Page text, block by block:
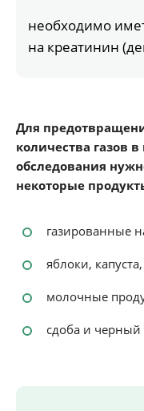
необходимо
на креатинин
Для
количества газов
обследования
некоторые
газированные
яблоки,
молочные
сдоба и черный